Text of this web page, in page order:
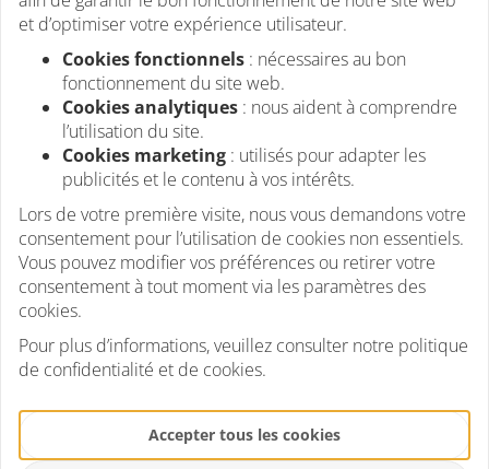
camping-cars et vans
bateaux
balcons et terrasses
abris de jardin
installations temporaires
Excellentes performances dans un
format compact
20,81 V, ce panneau est compatible avec de nombreux
Il est conçu pour fonctionner durablement en extérieur.
et d’optimiser votre expérience utilisateur.
Cookies fonctionnels : nécessaires au bon
fonctionnement du site web.
Cookies analytiques : nous aident à comprendre
l’utilisation du site.
Cookies marketing : utilisés pour adapter les
publicités et le contenu à vos intérêts.
Lors de votre première visite, nous vous demandons votre
consentement pour l’utilisation de cookies non essentiels.
Vous pouvez modifier vos préférences ou retirer votre
consentement à tout moment via les paramètres des
cookies.
Pour plus d’informations, veuillez consulter notre politique
de confidentialité et de cookies.
Accepter tous les cookies